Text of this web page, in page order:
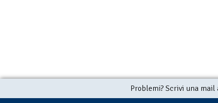
Problemi? Scrivi una